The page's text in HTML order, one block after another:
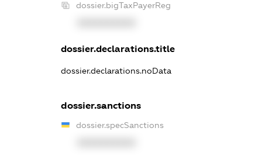
dossier.bigTaxPayerReg
dossier.declarations.title
dossier.declarations.noData
dossier.sanctions
dossier.specSanctions